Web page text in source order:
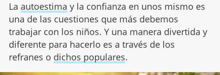
La autoestima y la confianza en unos mismo es
una de las cuestiones que más debemos
trabajar con los niños. Y una manera divertida y
diferente para hacerlo es a través de los
refranes o dichos populares.